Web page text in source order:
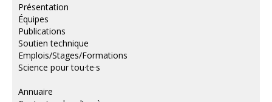
Présentation
Équipes
Publications
Soutien technique
Emplois/Stages/Formations
Science pour tou·te·s
Annuaire